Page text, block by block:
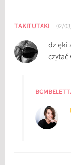
TAKITUTAKI 02/
dzięki
czytać